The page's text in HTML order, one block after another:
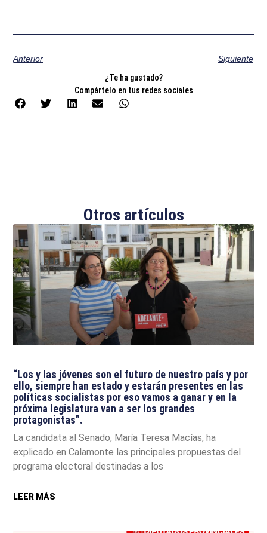
Anterior Siguiente
¿Te ha gustado?
Compártelo en tus redes sociales
Otros artículos
“Los y las jóvenes son el futuro de nuestro país y por
ello, siempre han estado y estarán presentes en las
políticas socialistas por eso vamos a ganar y en la
próxima legislatura van a ser los grandes
protagonistas”.
La candidata al Senado, María Teresa Macías, ha
explicado en Calamonte las principales propuestas del
programa electoral destinadas a los
LEER MÁS